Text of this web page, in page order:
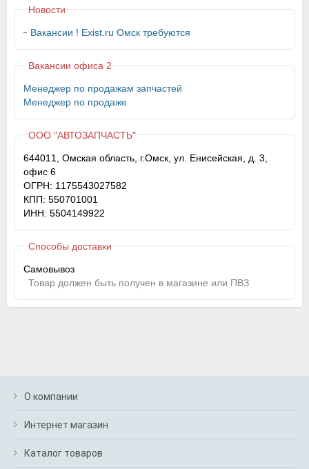
Новости
Вакансии ! Exist.ru Омск требуются
Вакансии офиса 2
Менеджер по продажам запчастей
Менеджер по продаже
ООО "АВТОЗАПЧАСТЬ"
644011, Омская область, г.Омск, ул. Енисейская, д. 3,
офис 6
ОГРН: 1175543027582
КПП: 550701001
ИНН: 5504149922
Способы доставки
Самовывоз
Товар должен быть получен в магазине или ПВЗ
О компании
Интернет магазин
Каталог товаров